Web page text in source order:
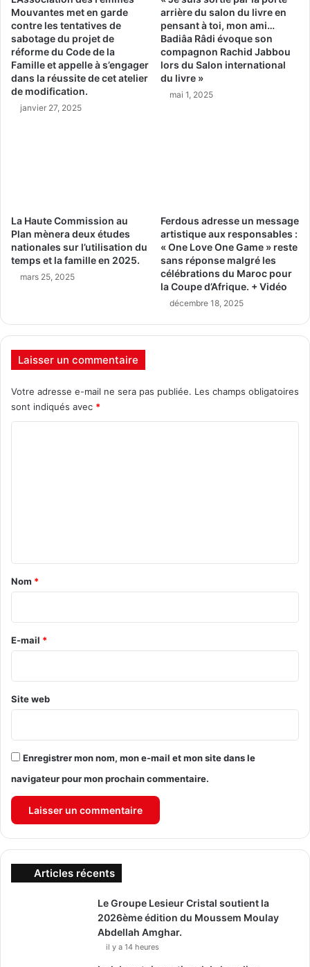
Mouvantes met en garde
contre les tentatives de
sabotage du projet de
réforme du Code de la
Famille et appelle à s’engager
dans la réussite de cet atelier
de modification.
janvier 27, 2025
arrière du salon du livre en
pensant à toi, mon ami…
Badiâa Râdi évoque son
compagnon Rachid Jabbou
lors du Salon international
du livre »
mai 1, 2025
La Haute Commission au
Plan mènera deux études
nationales sur l’utilisation du
temps et la famille en 2025.
mars 25, 2025
Ferdous adresse un message
artistique aux responsables :
« One Love One Game » reste
sans réponse malgré les
célébrations du Maroc pour
la Coupe d’Afrique. + Vidéo
décembre 18, 2025
Laisser un commentaire
Votre adresse e-mail ne sera pas publiée. Les champs obligatoires
sont indiqués avec *
a
r
e
Nom *
E-mail *
Site web
Enregistrer mon nom, mon e-mail et mon site dans le
navigateur pour mon prochain commentaire.
Articles récents
Le Groupe Lesieur Cristal soutient la
2026ème édition du Moussem Moulay
Abdellah Amghar.
il y a 14 heures